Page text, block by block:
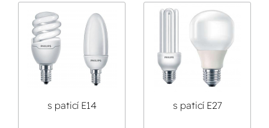
s paticí E14 s paticí E27